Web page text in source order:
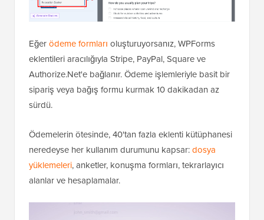
Eğerödeme formları oluşturuyorsanız, WPForms
eklentileri aracılığıyla Stripe, PayPal, Square ve
Authorize.Net'e bağlanır. Ödeme işlemleriyle basit bir
sipariş veya bağış formu kurmak 10 dakikadan az
sürdü.
Ödemelerin ötesinde, 40'tan fazla eklenti kütüphanesi
neredeyse her kullanım durumunu kapsar:dosya
yüklemeleri, anketler, konuşma formları, tekrarlayıcı
alanlar ve hesaplamalar.